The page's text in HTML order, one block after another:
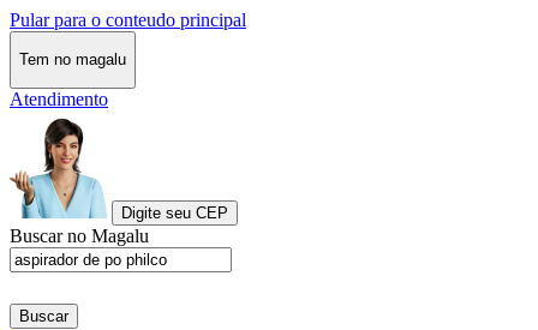
Pular para o conteudo principal
Tem no magalu
Atendimento
Digite seu CEP
Buscar no Magalu
Buscar